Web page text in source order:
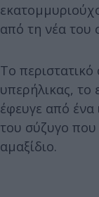
από τη νέα του
Το
υπερήλικας, το
έφευγε από ένα
του σύζυγο
αμαξίδιο.